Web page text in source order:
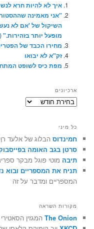
איך לא להיות חרא
"אני מאמינה
השיקול של 'אם לא
מופעל יותר
מחירו הכבד של
זק"א לא יבואו
מפת כיס לשופט
ארכיונים
ארכיונים
כל מיני
חמינדוס הבלוג של אלעד
סרטן בגב האומה
תיבה מוטי פוגל מבקר
תניח את המספריים ובוא
המספריים ומדבר על זה
מקורות השראה
The Onion המגזין